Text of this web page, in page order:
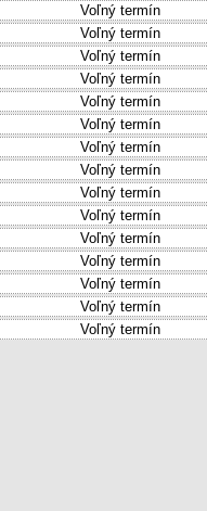
Voľný termín
Voľný termín
Voľný termín
Voľný termín
Voľný termín
Voľný termín
Voľný termín
Voľný termín
Voľný termín
Voľný termín
Voľný termín
Voľný termín
Voľný termín
Voľný termín
Voľný termín